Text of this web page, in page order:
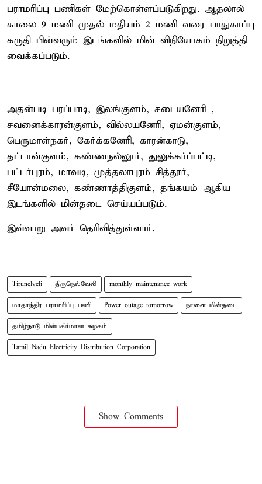
பராமரிப்பு பணிகள் மேற்கொள்ளப்படுகிறது. ஆதலால்
காலை 9 மணி முதல் மதியம் 2 மணி வரை பாதுகாப்பு
கருதி பின்வரும் இடங்களில் மின் விநியோகம் நிறுத்தி
வைக்கப்படும்.
அதன்படி பரப்பாடி, இலங்குளம், சடையனேரி ,
சவனைக்காரன்குளம், வில்லயனேரி, ஏமன்குளம்,
பெருமாள்நகர், கேர்க்கனேரி, காரன்காடு,
தட்டான்குளம், கண்ணநல்லூர், துலுக்கர்ப்பட்டி,
பட்டர்புரம், மாவடி, முத்தலாபுரம் சித்தூர்,
சீயோன்மலை, கண்ணாத்திகுளம், தங்கயம் ஆகிய
இடங்களில் மின்தடை செய்யப்படும்.
இவ்வாறு அவர் தெரிவித்துள்ளார்.
Tirunelveli திருநெல்வேலி monthly maintenance work
மாதாந்திர பராமரிப்பு பணி Power outage tomorrow நாளை மின்தடை
தமிழ்நாடு மின்பகிர்மான கழகம்
Tamil Nadu Electricity Distribution Corporation
Show Comments